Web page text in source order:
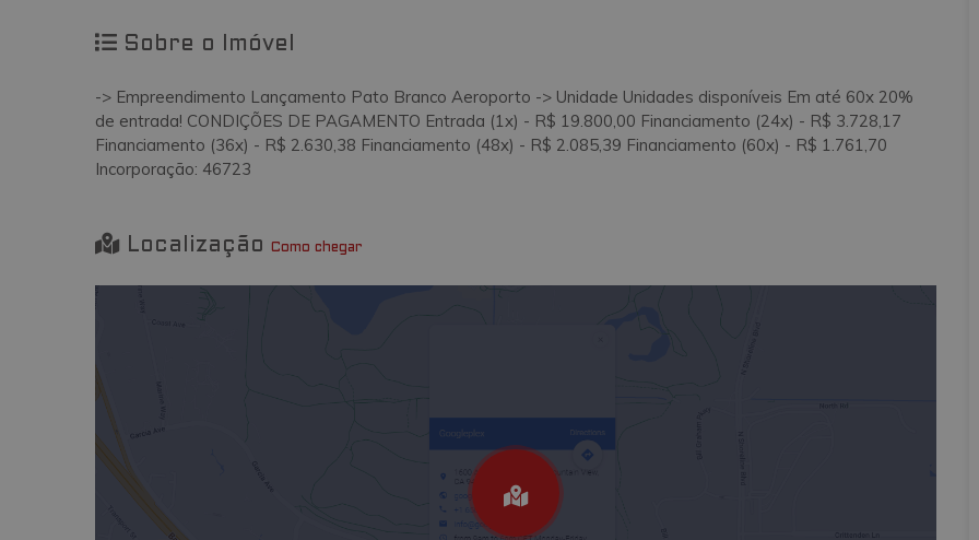
Sobre o Imóvel
-> Empreendimento Lançamento Pato Branco Aeroporto -> Unidade Unidades disponíveis Em até 60x 20%
de entrada! CONDIÇÕES DE PAGAMENTO Entrada (1x) - R$ 19.800,00 Financiamento (24x) - R$ 3.728,17
Financiamento (36x) - R$ 2.630,38 Financiamento (48x) - R$ 2.085,39 Financiamento (60x) - R$ 1.761,70
Incorporação: 46723
Localização Como chegar